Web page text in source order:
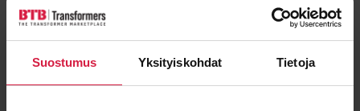
Suostumus Yksityiskohdat Tietoja
Joakim Rönngård